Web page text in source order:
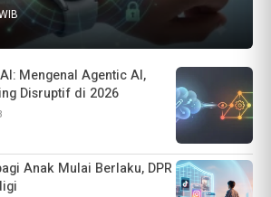
Mengenal Agentic AI,
Disruptif di 2026
Anak Mulai Berlaku, DPR